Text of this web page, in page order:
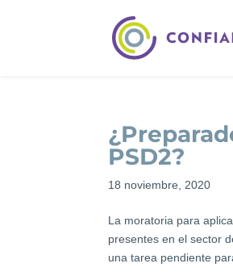
PSD2?
18 noviembre, 2020
La moratoria para
presentes en el sector
una tarea pendiente